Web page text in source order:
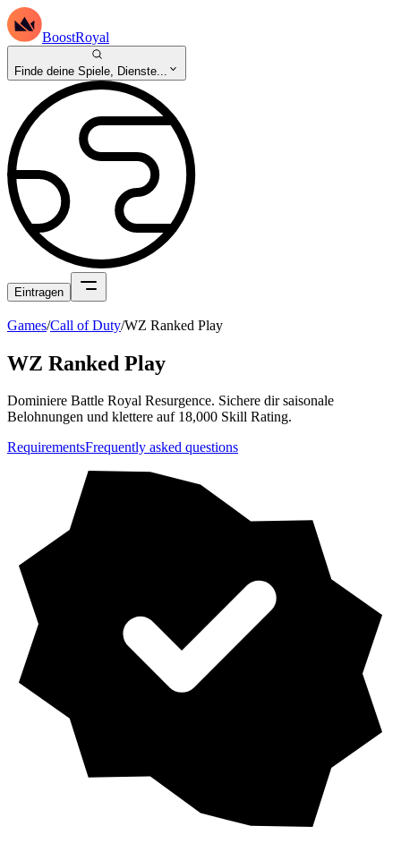
BoostRoyal
Finde deine Spiele, Dienste...
Eintragen
Games/Call of Duty/WZ Ranked Play
WZ Ranked Play
Dominiere Battle Royal Resurgence. Sichere dir saisonale
Belohnungen und klettere auf 18,000 Skill Rating.
RequirementsFrequently asked questions